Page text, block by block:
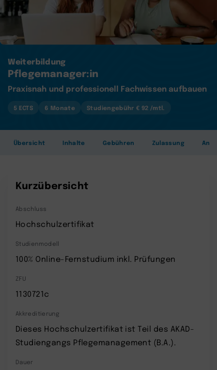
Weiterbildung
Pflegemanager:in
Praxisnah und professionell Fachwissen aufbauen
5 ECTS 6 Monate Studiengebühr € 92 /mtl.
Übersicht Inhalte Gebühren Zulassung
Kurzübersicht
Abschluss
Hochschulzertifikat
Studienmodell
100% Online-Fernstudium inkl. Prüfungen
ZFU
1130721c
Akkreditierung
Dieses Hochschulzertifikat ist Teil des AKAD-
Studiengangs Pflegemanagement (B.A.).
Dauer